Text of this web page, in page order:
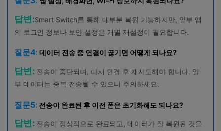
답변:Smart Switch를 통해 대부분 복원 가능하지만, 일부 앱
의 로그인 정보나 보안 설정은 개별 재설정이 필요합니다.
질문4: 데이터 전송 중 연결이 끊기면 어떻게 되나요?
답변: 전송이 중단되며, 다시 연결 후 재시도해야 합니다. 일
부 데이터는 중복 전송될 수 있으니 주의하세요.
질문5: 전송이 완료된 후 이전 폰은 초기화해도 되나요?
답변: 전송이 정상적으로 완료되고, 데이터가 잘 복원된 것을